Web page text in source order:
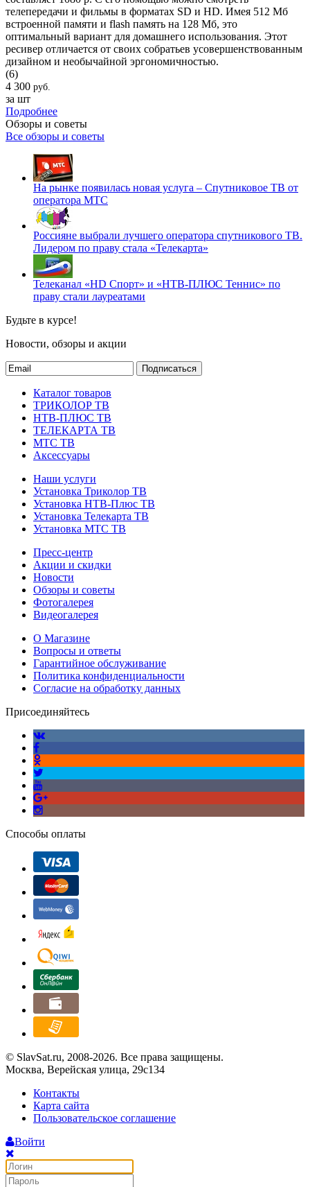
телепередачи и фильмы в форматах SD и HD. Имея 512 Мб
встроенной памяти и flash память на 128 Мб, это
оптимальный вариант для домашнего использования. Этот
ресивер отличается от своих собратьев усовершенствованным
дизайном и необычайной эргономичностью.
(6)
4 300 руб.
за шт
Подробнее
Обзоры и советы
Все обзоры и советы
На рынке появилась новая услуга – Спутниковое ТВ от
оператора МТС
Россияне выбрали лучшего оператора спутникового ТВ.
Лидером по праву стала «Телекарта»
Телеканал «HD Спорт» и «НТВ-ПЛЮС Теннис» по
праву стали лауреатами
Будьте в курсе!
Новости, обзоры и акции
Подписаться
Каталог товаров
ТРИКОЛОР ТВ
НТВ-ПЛЮС ТВ
ТЕЛЕКАРТА ТВ
МТС ТВ
Аксессуары
Наши услуги
Установка Триколор ТВ
Установка НТВ-Плюс ТВ
Установка Телекарта ТВ
Установка МТС ТВ
Пресс-центр
Акции и скидки
Новости
Обзоры и советы
Фотогалерея
Видеогалерея
О Магазине
Вопросы и ответы
Гарантийное обслуживание
Политика конфиденциальности
Согласие на обработку данных
Присоединяйтесь
Способы оплаты
© SlavSat.ru, 2008-2026. Все права защищены.
Москва, Верейская улица, 29с134
Контакты
Карта сайта
Пользовательское соглашение
Войти